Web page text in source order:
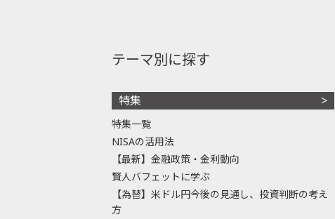
テーマ別に探す
特集
特集一覧
NISAの活用法
【最新】金融政策・金利動向
賢人バフェットに学ぶ
【為替】米ドル円今後の見通し、投資判断の考え
方